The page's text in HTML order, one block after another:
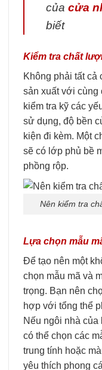
của cửa
biết
Kiểm tra chất
Không phải tất
sản xuất với cùng
kiểm tra kỹ các
sử dụng, độ bền
kiện đi kèm. Một
sẽ có lớp phủ bề
phồng rộp.
Nên kiểm tra
Lựa chọn mẫu
Để tạo nên một
chọn mẫu mã và
trọng. Bạn nên
hợp với tổng thể
Nếu ngôi nhà của
có thể chọn các
trung tính hoặc
yêu thích phong